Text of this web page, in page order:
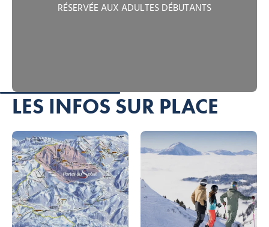
RÉSERVÉE AUX ADULTES DÉBUTANTS
LES INFOS SUR PLACE